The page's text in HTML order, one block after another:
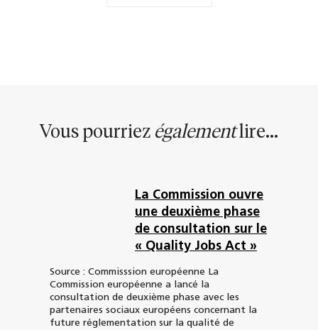
Vous pourriez égalementlire...
La Commission ouvre
une deuxième phase
de consultation sur le
« Quality Jobs Act »
Source : Commisssion européenne La
Commission européenne a lancé la
consultation de deuxième phase avec les
partenaires sociaux européens concernant la
future réglementation sur la qualité de